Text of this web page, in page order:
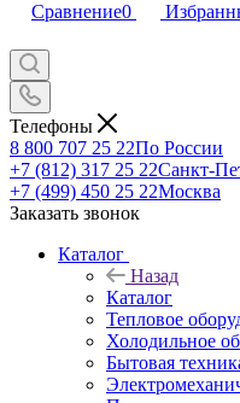
Сравнение0
Телефоны
8 800 707 25 22По России
+7 (812) 317 25 22Санкт-
+7 (499) 450 25 22Москва
Заказать звонок
Каталог
Назад
Каталог
Тепловое
Холодильное
Бытовая